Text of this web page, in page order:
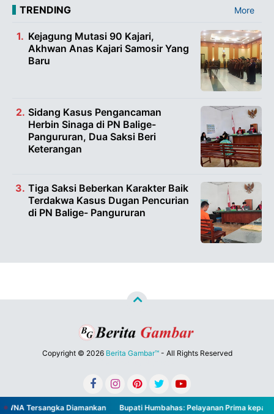
TRENDING More
Kejagung Mutasi 90 Kajari,
Akhwan Anas Kajari Samosir Yang
Baru
Sidang Kasus Pengancaman
Herbin Sinaga di PN Balige-
Pangururan, Dua Saksi Beri
Keterangan
Tiga Saksi Beberkan Karakter Baik
Terdakwa Kasus Dugan Pencurian
di PN Balige- Pangururan
Tersangka Diamankan Bupati Humbahas: Pelayanan Prima kepada
Copyright © 2026 Berita Gambar™- All Rights Reserved